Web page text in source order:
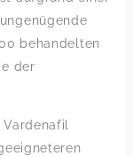
behandelten
der